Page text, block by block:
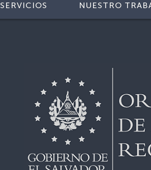
SERVICIOS NUESTRO